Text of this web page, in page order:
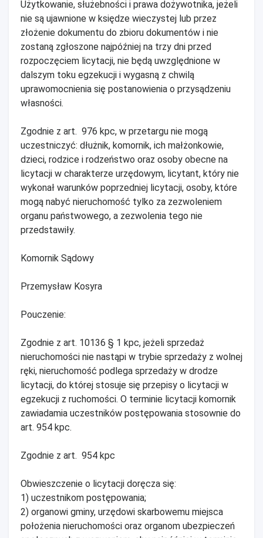
Użytkowanie, służebności i prawa dożywotnika, jeżeli
nie są ujawnione w księdze wieczystej lub przez
złożenie dokumentu do zbioru dokumentów i nie
zostaną zgłoszone najpóźniej na trzy dni przed
rozpoczęciem licytacji, nie będą uwzględnione w
dalszym toku egzekucji i wygasną z chwilą
uprawomocnienia się postanowienia o przysądzeniu
własności.
Zgodnie z art. 976 kpc, w przetargu nie mogą
uczestniczyć: dłużnik, komornik, ich małżonkowie,
dzieci, rodzice i rodzeństwo oraz osoby obecne na
licytacji w charakterze urzędowym, licytant, który nie
wykonał warunków poprzedniej licytacji, osoby, które
mogą nabyć nieruchomość tylko za zezwoleniem
organu państwowego, a zezwolenia tego nie
przedstawiły.
Komornik Sądowy
Przemysław Kosyra
Pouczenie:
Zgodnie z art. 10136 § 1 kpc, jeżeli sprzedaż
nieruchomości nie nastąpi w trybie sprzedaży z wolnej
ręki, nieruchomość podlega sprzedaży w drodze
licytacji, do której stosuje się przepisy o licytacji w
egzekucji z ruchomości. O terminie licytacji komornik
zawiadamia uczestników postępowania stosownie do
art. 954 kpc.
Zgodnie z art. 954 kpc
Obwieszczenie o licytacji doręcza się:
1) uczestnikom postępowania;
2) organowi gminy, urzędowi skarbowemu miejsca
położenia nieruchomości oraz organom ubezpieczeń